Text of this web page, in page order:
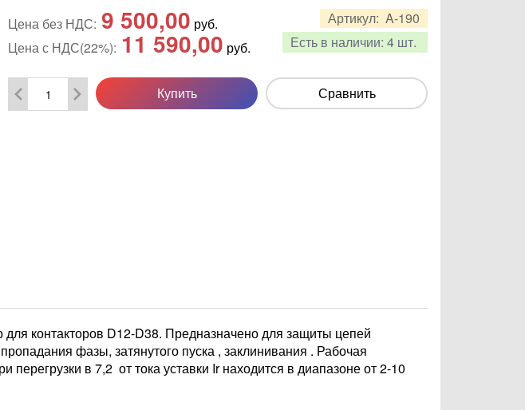
Артикул: A-190
Есть в наличии: 4 шт.
Цена без НДС: 9 500,00 руб.
Цена с НДС(22%): 11 590,00 руб.
Купить Сравнить
контакторов D12-D38. Предназначено для защиты цепей
фазы, затянутого пуска , заклинивания . Рабочая
в 7,2 от тока уставки Ir находится в диапазоне от 2-10